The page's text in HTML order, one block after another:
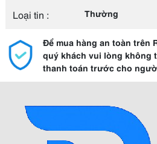
Loại tin :
Thường
Để mua hàng an toàn trên
quý khách vui lòng không
thanh toán trước cho